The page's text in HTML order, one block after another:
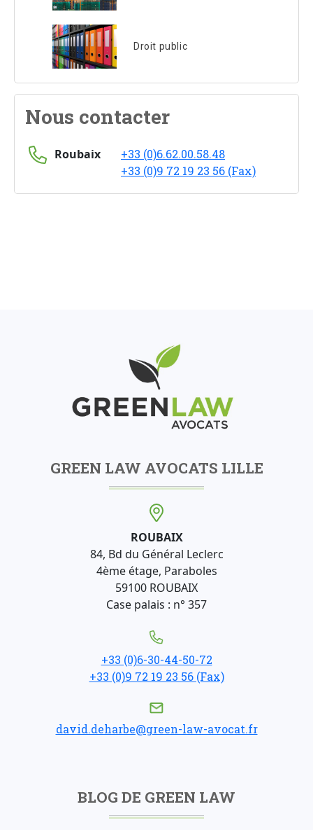
Droit public
Nous contacter
Roubaix
+33 (0)6.62.00.58.48
+33 (0)9 72 19 23 56 (Fax)
GREEN LAW AVOCATS LILLE
ROUBAIX
84, Bd du Général Leclerc
4ème étage, Paraboles
59100 ROUBAIX
Case palais : n° 357
+33 (0)6-30-44-50-72
+33 (0)9 72 19 23 56 (Fax)
david.deharbe@green-law-avocat.fr
BLOG DE GREEN LAW